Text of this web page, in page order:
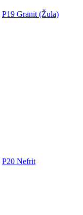
P19 Granit (Žula)
P20 Nefrit